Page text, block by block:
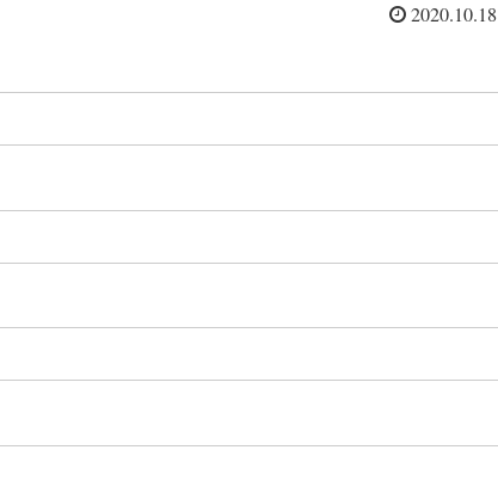
2020.10.18